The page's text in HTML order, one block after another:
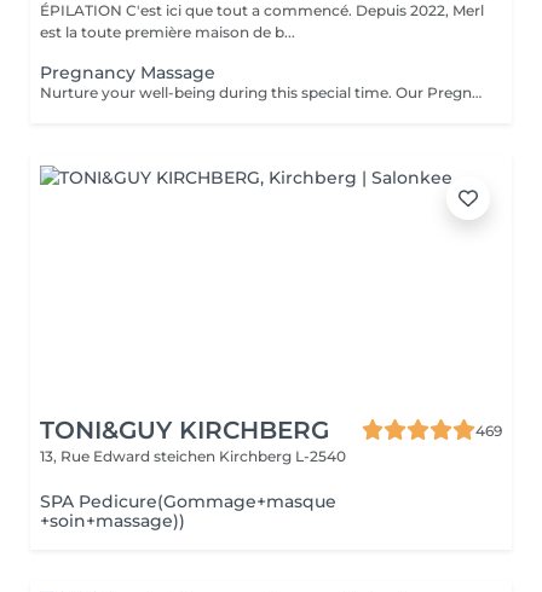
ÉPILATION C'est ici que tout a commencé. Depuis 2022, Merl
est la toute première maison de b...
Pregnancy Massage
Nurture your well-being during this special time. Our Pregnancy Massage is a gentle, relaxing treatment designed to reduce muscle tension, improve circulation, and ease discomfort commonly experienced during pregnancy. Soft, flowing techniques and comfortable side-lying positioning provide deep relaxation without placing pressure on the abdomen. Hypoallergenic, unscented oils are used to care for sensitive skin and maintain comfort throughout the session. This massage helps relieve tension in the lower back and shoulders, reduces swelling and heaviness in the legs, improves overall circulation, and promotes a sense of ease and balance in the body. This treatment is performed only with the approval of your doctor.
TONI&GUY KIRCHBERG
469
13, Rue Edward steichen Kirchberg L-2540
SPA Pedicure(Gommage+masque
+soin+massage))